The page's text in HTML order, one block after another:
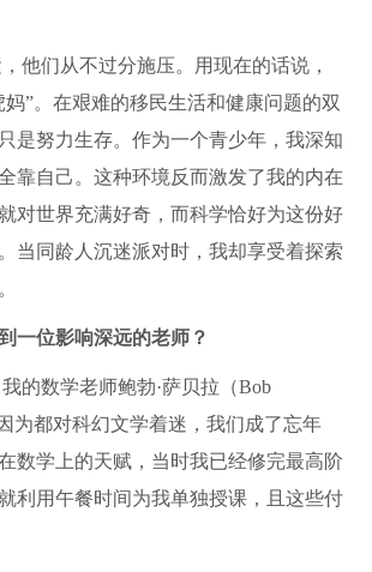
他们从不过分施压。用现在的话说，
”。在艰难的移民生活和健康问题的双
是努力生存。作为一个青少年，我深知
靠自己。这种环境反而激发了我的内在
对世界充满好奇，而科学恰好为这份好
当同龄人沉迷派对时，我却享受着探索
一位影响深远的老师？
的数学老师鲍勃·萨贝拉（Bob
为都对科幻文学着迷，我们成了忘年
数学上的天赋，当时我已经修完最高阶
利用午餐时间为我单独授课，且这些付